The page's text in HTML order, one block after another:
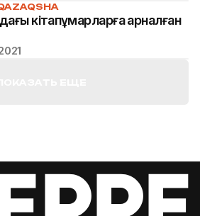
кітапқұмарларға арналған